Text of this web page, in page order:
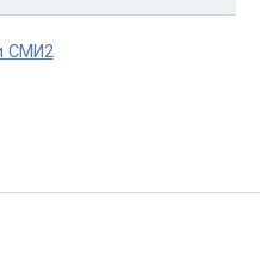
СМИ2